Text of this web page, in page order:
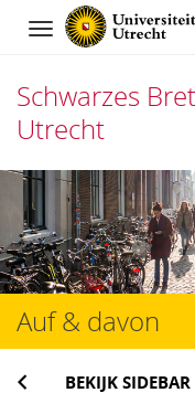
Navigation
Schwarzes
Utrecht
Direct
naar
het
inhoud
Auf & davon
BEKIJK SIDEBAR